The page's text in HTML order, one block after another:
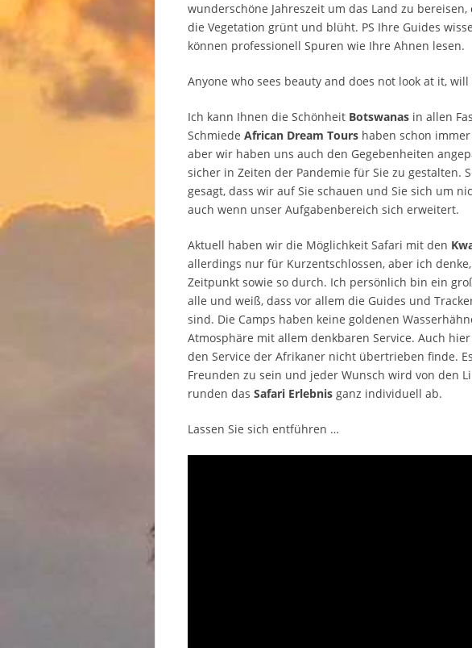
wunderschöne Jahreszeit um das Land zu
die Vegetation grünt und blüht. PS Ihre Guides
können professionell Spuren wie Ihre Ahnen lesen.
Anyone who sees beauty and does not look at it,
Ich kann Ihnen die Schönheit Botswanas in allen
Schmiede African Dream Tours haben schon
aber wir haben uns auch den Gegebenheiten
sicher in Zeiten der Pandemie für Sie zu gestalten.
gesagt, dass wir auf Sie schauen und Sie sich um
auch wenn unser Aufgabenbereich sich erweitert.
Aktuell haben wir die Möglichkeit Safari mit den
allerdings nur für Kurzentschlossen, aber ich
Zeitpunkt sowie so durch. Ich persönlich bin ein
alle und weiß, dass vor allem die Guides und
sind. Die Camps haben keine goldenen
Atmosphäre mit allem denkbaren Service. Auch
den Service der Afrikaner nicht übertrieben finde.
Freunden zu sein und jeder Wunsch wird von den
runden das Safari Erlebnis ganz individuell ab.
Lassen Sie sich entführen …